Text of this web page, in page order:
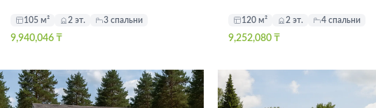
105 м² 2 эт. 3 спальни
9,940,046 ₸
120 м² 2 эт. 4 спальни
9,252,080 ₸